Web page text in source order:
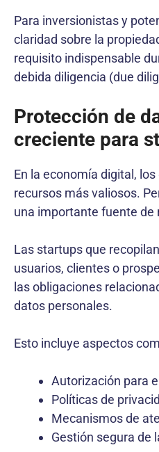
Para inversionistas y
claridad sobre la
requisito indispensable
debida diligencia (due
Protección de
creciente para
En la economía digital,
recursos más valiosos.
una importante fuente de
Las startups que
usuarios, clientes o
las obligaciones
datos personales.
Esto incluye aspectos
Autorización para
Políticas de
Mecanismos de
Gestión segura de